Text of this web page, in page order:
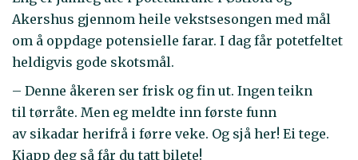
Akershus gjennom heile vekstsesongen med mål
om å oppdage potensielle farar. I dag får potetfeltet
heldigvis gode skotsmål.
– Denne åkeren ser frisk og fin ut. Ingen teikn
til tørråte. Men eg meldte inn første funn
av sikadar herifrå i førre veke. Og sjå her! Ei tege.
Kjapp deg så får du tatt bilete!